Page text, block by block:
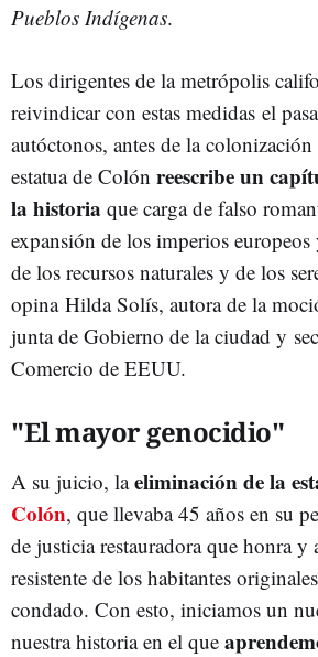
Pueblos Indígenas.
Los dirigentes de la metrópolis
reivindicar con estas medidas el
autóctonos, antes de la
estatua de Colón reescribe un
la historia que carga de falso
expansión de los imperios
de los recursos naturales y de los
opina Hilda Solís, autora de la
junta de Gobierno de la ciudad y
Comercio de EEUU.
"El mayor genocidio"
A su juicio, laeliminación de la
Colón, que llevaba 45 años en su
de justicia restauradora que honra y
resistente de los habitantes
condado. Con esto, iniciamos un
nuestra historia en el que